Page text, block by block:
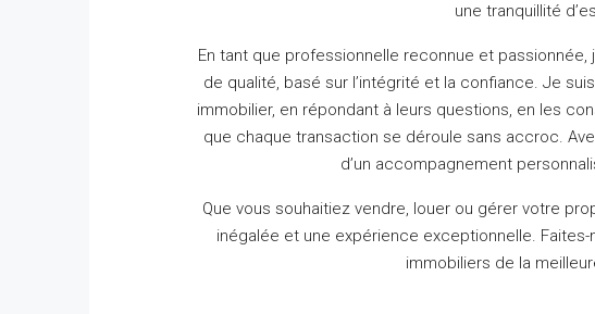
une tranquillité
En tant que professionnelle reconnue et
de qualité, basé sur l’intégrité et la confiance. Je
immobilier, en répondant à leurs questions, en les
que chaque transaction se déroule sans accroc.
d’un accompagnement
Que vous souhaitiez vendre, louer ou gérer votre
inégalée et une expérience exceptionnelle.
immobiliers de la